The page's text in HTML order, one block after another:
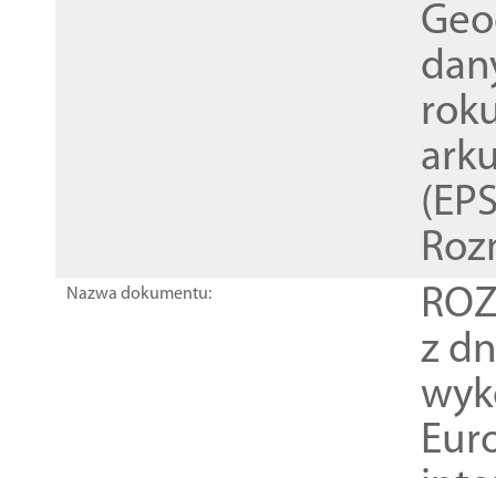
Nazwa dokumentu:
z